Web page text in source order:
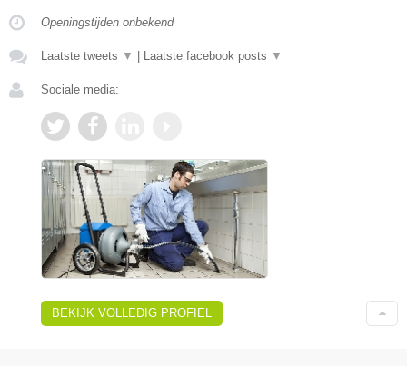
Openingstijden onbekend
Laatste tweets ▼ Laatste facebook posts ▼
Sociale media:
BEKIJK VOLLEDIG PROFIEL